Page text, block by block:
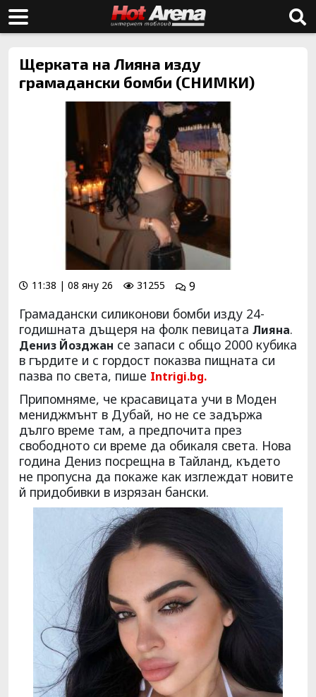
Щерката на Лияна изду
грамадански бомби (СНИМКИ)
11:38 | 08 яну 26 31255 9
Грамадански силиконови бомби изду 24-
годишната дъщеря на фолк певицата Лияна.
Дениз Йозджан се запаси с общо 2000 кубика
в гърдите и с гордост показва пищната си
пазва по света, пише Intrigi.bg.
Припомняме, че красавицата учи в Моден
мениджмънт в Дубай, но не се задържа
дълго време там, а предпочита през
свободното си време да обикаля света. Нова
година Дениз посрещна в Тайланд, където
не пропусна да покаже как изглеждат новите
й придобивки в изрязан бански.